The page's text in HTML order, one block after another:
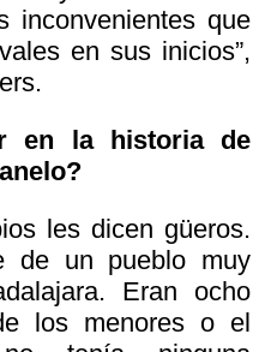
inconvenientes que
en sus inicios”,
en la historia de
les dicen güeros.
de un pueblo muy
Eran ocho
los menores o el